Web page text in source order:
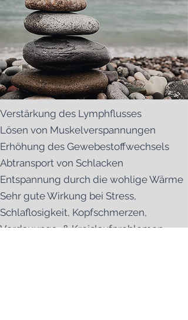
Verstärkung des Lymphflusses
Lösen von Muskelverspannungen
Erhöhung des Gewebestoffwechsels
Abtransport von Schlacken
Entspannung durch die wohlige Wärme
Sehr gute Wirkung bei Stress,
Schlaflosigkeit, Kopfschmerzen,
Verdauungs- & Kreislaufproblemen